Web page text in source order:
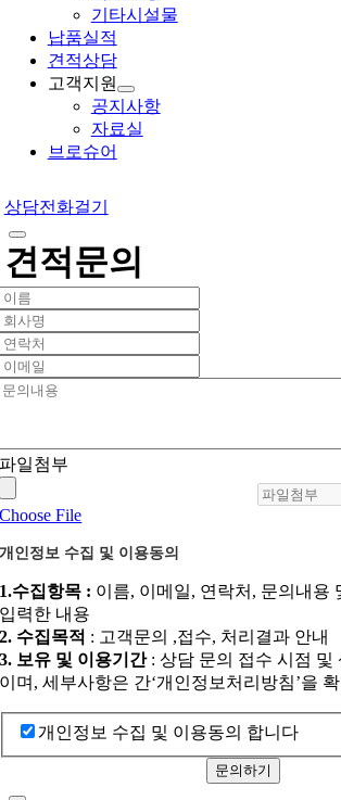
기타시설물
납품실적
견적상담
고객지원
공지사항
자료실
브로슈어
상담전화걸기
견적문의
파일첨부
Choose File
개인정보 수집 및 이용동의
1.수집항목 : 이름, 이메일, 연락처, 문의내용
입력한 내용
2. 수집목적 : 고객문의 ,접수, 처리결과 안내
3. 보유 및 이용기간: 상담 문의 접수 시점 및
이며, 세부사항은 간‘개인정보처리방침’을
개인정보 수집 및 이용동의 합니다
문의하기